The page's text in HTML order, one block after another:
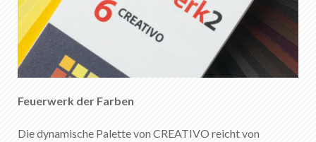
Feuerwerk der Farben
Die dynamische Palette von CREATIVO reicht von